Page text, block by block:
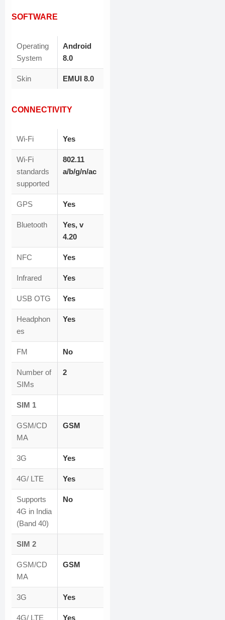
SOFTWARE
Operating
System
Android
8.0
Skin EMUI 8.0
CONNECTIVITY
Wi-Fi Yes
Wi-Fi
standards
supported
802.11
a/b/g/n/ac
GPS Yes
Bluetooth
Yes, v
4.20
NFC Yes
Infrared Yes
USB OTG Yes
Headphon
es
Yes
FM No
Number of
SIMs
2
SIM 1
GSM/CD
MA
GSM
3G Yes
4G/ LTE Yes
Supports
4G in India
(Band 40)
No
SIM 2
GSM/CD
MA
GSM
3G Yes
4G/ LTE Yes